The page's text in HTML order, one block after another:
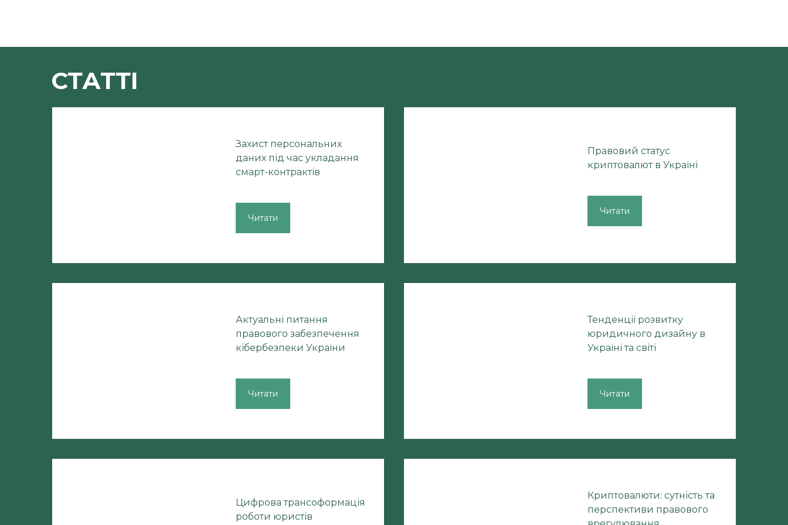
СТАТТІ
Захист персональних
даних під час укладання
смарт-контрактів
Читати
Правовий статус
криптовалют в Україні
Читати
Актуальні питання
правового забезпечення
кібербезпеки України
Читати
Тенденції розвитку
юридичного дизайну в
Україні та світі
Читати
Цифрова трансоформація
роботи юристів
Криптовалюти: сутність та
перспективи правового